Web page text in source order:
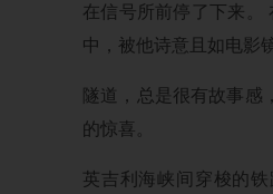
在信号所前停了下来。
中，被他诗意且如电影
隧道，总是很有故事感
的惊喜。
英吉利海峡间穿梭的